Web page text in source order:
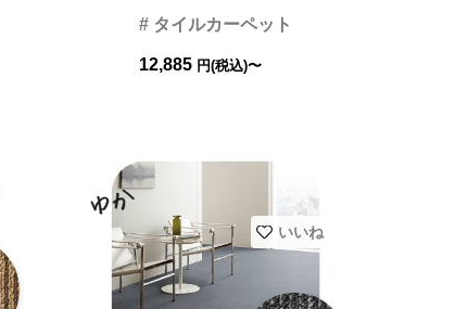
# タイルカーペット
12,885 円(税込)〜
いいね